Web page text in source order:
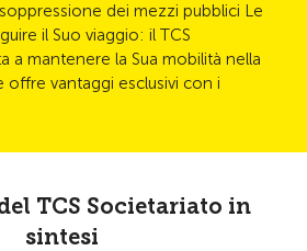
dei mezzi pubblici Le
il Suo viaggio: il TCS
a mantenere la Sua mobilità nella
offre vantaggi esclusivi con i
TCS Societariato in
sintesi